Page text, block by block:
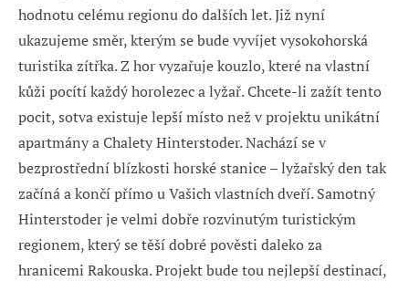
hodnotu celému regionu do dalších let. Již nyní
ukazujeme směr, kterým se bude vyvíjet vysokohorská
turistika zítřka. Z hor vyzařuje kouzlo, které na vlastní
kůži pocítí každý horolezec a lyžař. Chcete-li zažít tento
pocit, sotva existuje lepší místo než v projektu unikátní
apartmány a Chalety Hinterstoder. Nachází se v
bezprostřední blízkosti horské stanice – lyžařský den tak
začíná a končí přímo u Vašich vlastních dveří. Samotný
Hinterstoder je velmi dobře rozvinutým turistickým
regionem, který se těší dobré pověsti daleko za
hranicemi Rakouska. Projekt bude tou nejlepší destinací,